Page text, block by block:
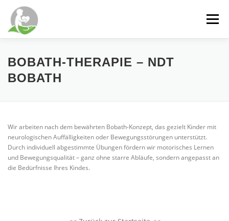
Inhalt
springen
Menü
WILLKOMMEN DIENSTLEISTUNGEN
KONTAKT NEUIGKEITEN
BOBATH-THERAPIE – NDT
BOBATH
Wir arbeiten nach dem bewährten Bobath-Konzept, das gezielt Kinder mit
neurologischen Auffälligkeiten oder Bewegungsstörungen unterstützt.
Durch individuell abgestimmte Übungen fördern wir motorisches Lernen
und Bewegungsqualität – ganz ohne starre Abläufe, sondern angepasst an
die Bedürfnisse Ihres Kindes.